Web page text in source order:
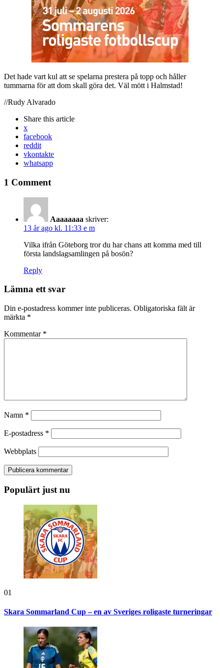
Det hade vart kul att se spelarna prestera på topp och håller
tummarna för att dom skall göra det. Väl mött i Halmstad!
//Rudy Alvarado
Share this article
x
facebook
reddit
vkontakte
whatsapp
1 Comment
Aaaaaaaa skriver:
13 år ago kl. 11:33 e m
Vilka ifrån Göteborg tror du har chans att komma med till
första landslagsamlingen på bosön?
Reply
Lämna ett svar
Din e-postadress kommer inte publiceras. Obligatoriska fält är
märkta *
Kommentar *
Namn *
E-postadress *
Webbplats
Populärt just nu
01
Skara Sommarland Cup – en av Sveriges roligaste turneringar